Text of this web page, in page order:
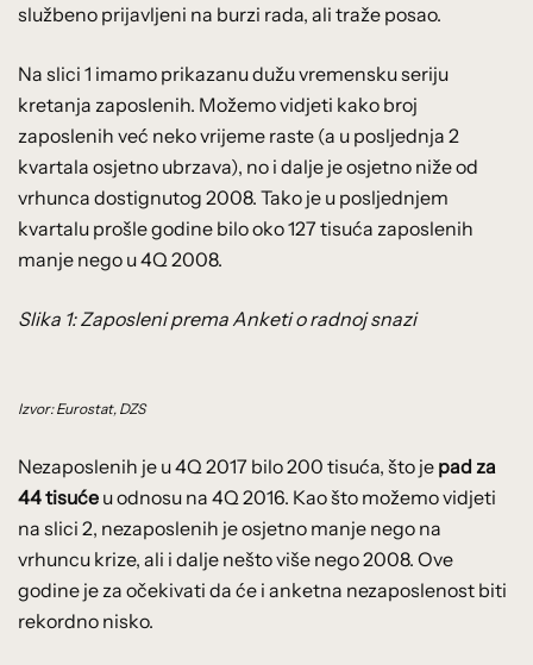
službeno prijavljeni na burzi rada, ali traže posao.
Na slici 1 imamo prikazanu dužu vremensku seriju
kretanja zaposlenih. Možemo vidjeti kako broj
zaposlenih već neko vrijeme raste (a u posljednja 2
kvartala osjetno ubrzava), no i dalje je osjetno niže od
vrhunca dostignutog 2008. Tako je u posljednjem
kvartalu prošle godine bilo oko 127 tisuća zaposlenih
manje nego u 4Q 2008.
Slika 1: Zaposleni prema Anketi o radnoj snazi
Izvor: Eurostat, DZS
Nezaposlenih je u 4Q 2017 bilo 200 tisuća, što je pad za
44 tisuće u odnosu na 4Q 2016. Kao što možemo vidjeti
na slici 2, nezaposlenih je osjetno manje nego na
vrhuncu krize, ali i dalje nešto više nego 2008. Ove
godine je za očekivati da će i anketna nezaposlenost biti
rekordno nisko.